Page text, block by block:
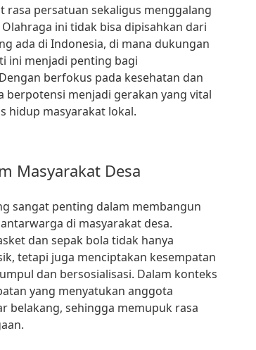
persatuan sekaligus menggalang
ini tidak bisa dipisahkan dari
ada di Indonesia, di mana dukungan
ini menjadi penting bagi
berfokus pada kesehatan dan
berpotensi menjadi gerakan yang vital
hidup masyarakat lokal.
Masyarakat Desa
sangat penting dalam membangun
di masyarakat desa.
dan sepak bola tidak hanya
tetapi juga menciptakan kesempatan
dan bersosialisasi. Dalam konteks
yang menyatukan anggota
belakang, sehingga memupuk rasa